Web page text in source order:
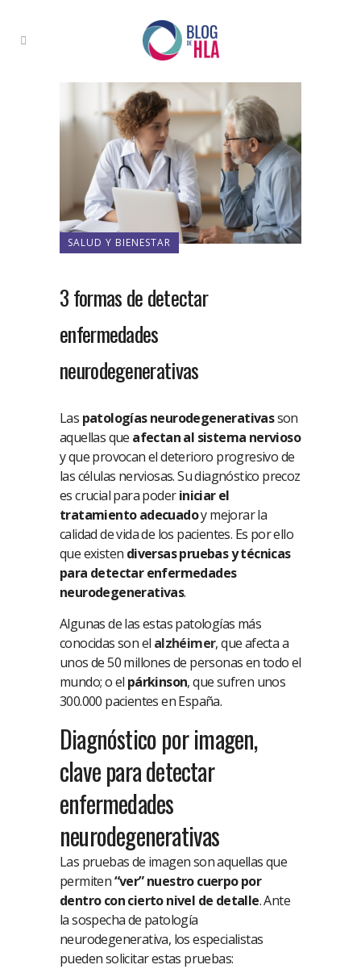
SALUD Y BIENESTAR
3 formas de detectar
enfermedades
neurodegenerativas
Las patologías neurodegenerativasson
aquellas que afectan al sistema nervioso
y que provocan el deterioro progresivo de
las células nerviosas. Su diagnóstico precoz
es crucial para poderiniciar el
tratamiento adecuadoy mejorar la
calidad de vida de los pacientes. Es por ello
que existen diversas pruebas y técnicas
para detectar enfermedades
neurodegenerativas.
Algunas de las estas patologías más
conocidas son el alzhéimer, que afecta a
unos de 50 millones de personas en todo el
mundo; o el párkinson, que sufren unos
300.000 pacientes en España.
Diagnóstico por imagen,
clave para detectar
enfermedades
neurodegenerativas
Las pruebas de imagen son aquellas que
permiten“ver” nuestro cuerpo por
dentro con cierto nivel de detalle. Ante
la sospecha de patología
neurodegenerativa, los especialistas
pueden solicitar estas pruebas: